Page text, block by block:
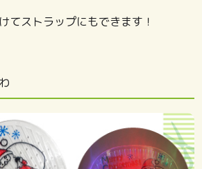
てストラップにもできます！